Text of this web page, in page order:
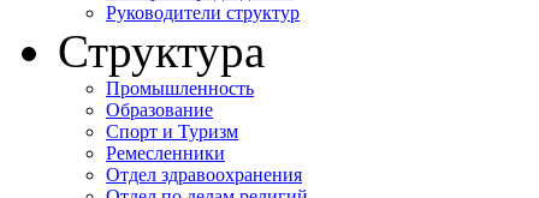
Руководители структур
Структура
Промышленность
Образование
Спорт и Туризм
Ремесленники
Отдел здравоохранения